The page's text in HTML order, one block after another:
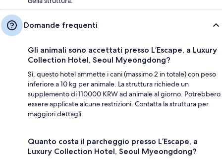
Domande frequenti
Gli animali sono accettati presso L’Escape, a Luxury
Collection Hotel, Seoul Myeongdong?
Sì, questo hotel ammette i cani (massimo 2 in totale) con peso
inferiore a 10 kg per animale. La struttura richiede un
supplemento di 110000 KRW ad animale al giorno. Potrebbero
essere applicate alcune restrizioni. Contatta la struttura per
maggiori dettagli.
Quanto costa il parcheggio presso L’Escape, a
Luxury Collection Hotel, Seoul Myeongdong?